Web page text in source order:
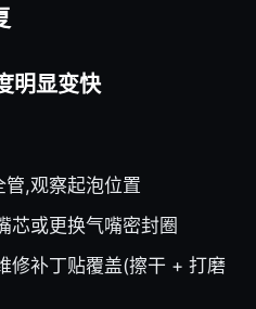
明显变快
,观察起泡位置
芯或更换气嘴密封圈
修补丁贴覆盖(擦干 + 打磨